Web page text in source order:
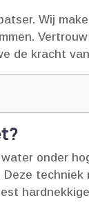
Wij
de kracht
onder